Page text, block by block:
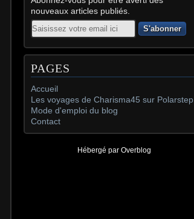
nouveaux articles publiés.
Email
PAGES
Accueil
Les voyages de Charisma45 sur Polarstep
Mode d'emploi du blog
Contact
Hébergé par Overblog